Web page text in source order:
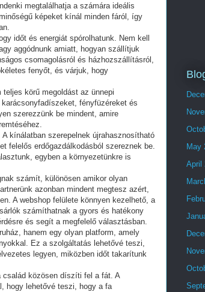
megtalálhatja a számára ideális
képeket kínál minden fáról, így
időt és energiát spórolhatunk. Nem kell
aggódnunk amiatt, hogyan szállítjuk
csomagolásról és házhozszállításról,
fenyőt, és várjuk, hogy
körű megoldást az ünnepi
fényfüzéreket és
szerezzünk be mindent, amire
kínálatban szerepelnek újrahasznosítható
felelős erdőgazdálkodásból szereznek be.
egyben a környezetünkre is
számít, különösen amikor olyan
azonban mindent megtesz azért,
A webshop felülete könnyen kezelhető, a
számíthatnak a gyors és hatékony
és segít a megfelelő választásban.
hanem egy olyan platform, amely
Ez a szolgáltatás lehetővé teszi,
legyen, miközben időt takarítunk
család közösen díszíti fel a fát. A
hogy lehetővé teszi, hogy a fa
May
April